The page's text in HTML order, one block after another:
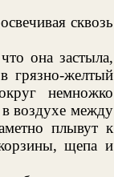
сквозь
она застыла,
грязно-желтый
немножко
в воздухе между
плывут к
щепа и